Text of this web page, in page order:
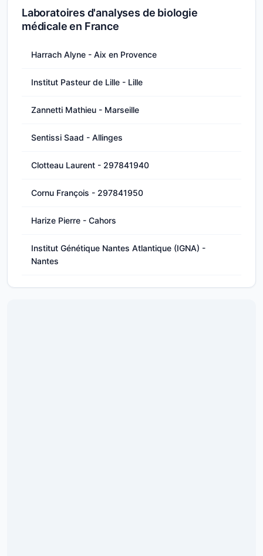
Laboratoires d'analyses de biologie
médicale en France
Harrach Alyne - Aix en Provence
Institut Pasteur de Lille - Lille
Zannetti Mathieu - Marseille
Sentissi Saad - Allinges
Clotteau Laurent - 297841940
Cornu François - 297841950
Harize Pierre - Cahors
Institut Génétique Nantes Atlantique (IGNA) -
Nantes